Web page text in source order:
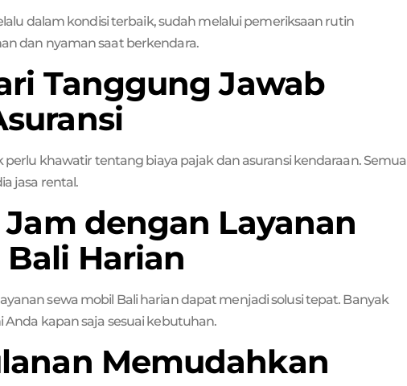
dalam kondisi terbaik, sudah melalui pemeriksaan rutin
dan nyaman saat berkendara.
Tanggung Jawab
perlu khawatir tentang biaya pajak dan asuransi kendaraan. Semua
jasa rental.
Jam dengan Layanan
Harian
sewa mobil Bali harian dapat menjadi solusi tepat. Banyak
kapan saja sesuai kebutuhan.
Memudahkan